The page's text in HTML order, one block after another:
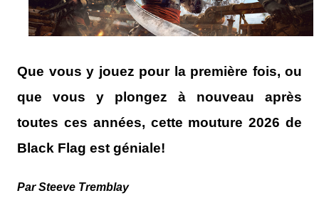
Que vous y jouez pour la première fois, ou
que vous y plongez à nouveau après
toutes ces années, cette mouture 2026 de
Black Flag est géniale!
Par Steeve Tremblay